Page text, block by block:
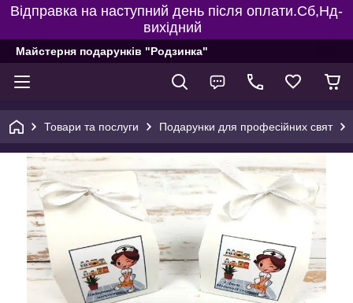
Відправка на наступний день після оплати.Сб,Нд-
вихідний
Майстерня подарунків "Родзинка"
Товари та послуги Подарунки для професійних свят